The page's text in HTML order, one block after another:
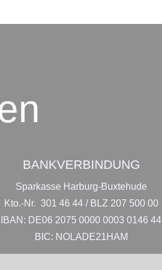
BANKVERBINDUNG
Sparkasse Harburg-Buxtehude
Kto.-Nr. 301 46 44 / BLZ 207 500 00
IBAN: DE06 2075 0000 0003 0146 44
BIC: NOLADE21HAM